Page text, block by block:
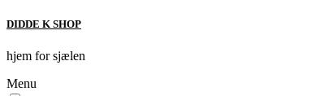
DIDDE K SHOP
hjem for sjælen
Menu